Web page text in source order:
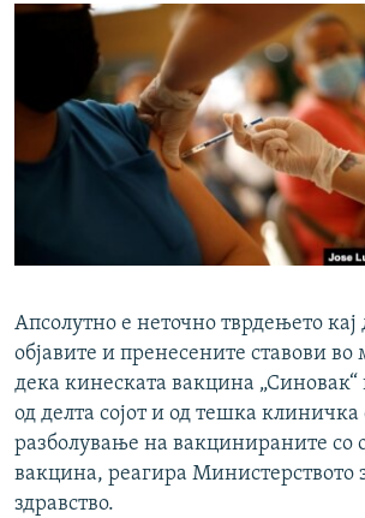
ПОДКАСТ ЗОШТО?
СЛЕДЕТЕ НЕ
РСЕ веб страници
Апсолутно е неточно тврдењето кај
објавите и пренесените ставови
дека кинеската вакцина
од делта сојот и од тешка
разболување на вакцинираните со
вакцина, реагира Министерството
здравство.